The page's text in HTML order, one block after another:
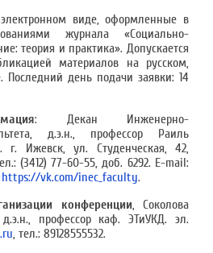
виде, оформленные в
журнала «Социально-
теория и практика». Допускается
материалов на русском,
Последний день подачи заявки: 14
: Декан Инженерно-
д.э.н., профессор Раиль
г. Ижевск, ул. Студенческая, 42,
(3412) 77-60-55, доб. 6292. E-mail:
https://vk.com/inec_faculty.
конференции, Соколова
профессор каф. ЭТиУКД. эл.
, тел.: 89128555532.